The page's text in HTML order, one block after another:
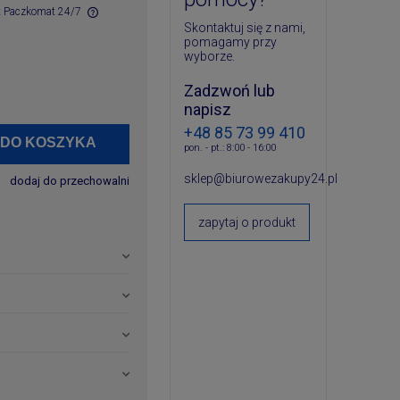
Paczkomat 24/7
kosztów
DO KOSZYKA
dodaj do przechowalni
produktów,
które kupiłaś w
Skontaktuj się z nami,
pomagamy przy
wyborze.
Zadzwoń lub
napisz
+48 85 73 99 410
pon. - pt.: 8:00 - 16:00
sklep@biurowezakupy24.pl
zapytaj o produkt